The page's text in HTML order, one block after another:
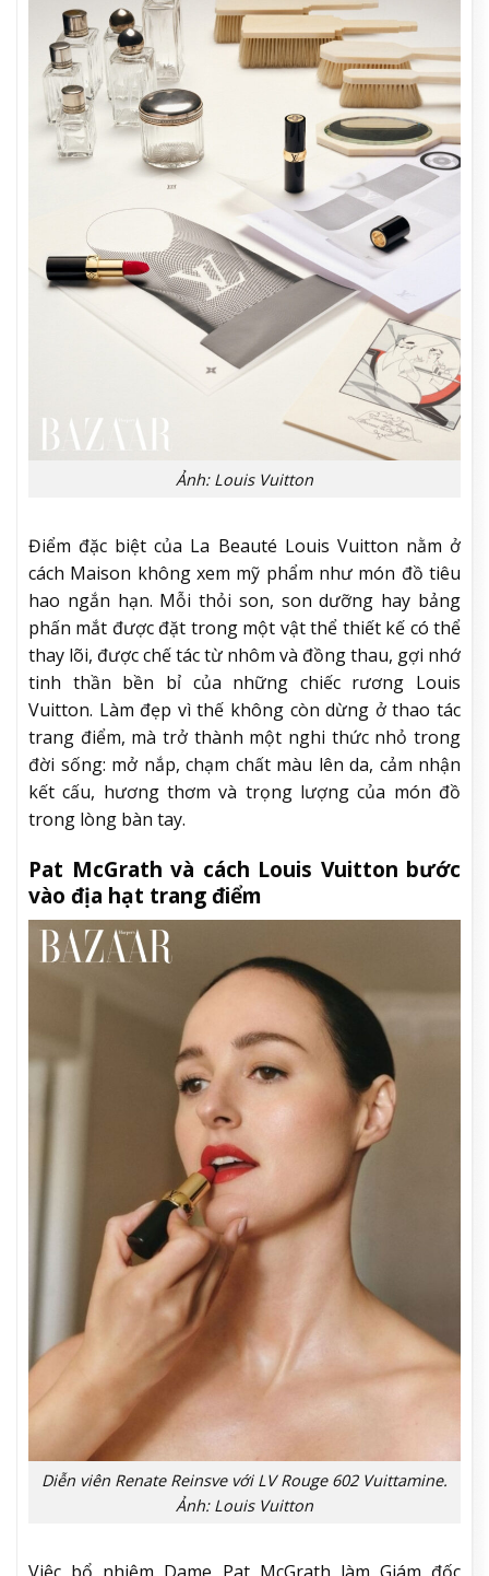
Ảnh: Louis Vuitton
Điểm đặc biệt của La Beauté Louis Vuitton nằm ở
cách Maison không xem mỹ phẩm như món đồ tiêu
hao ngắn hạn. Mỗi thỏi son, son dưỡng hay bảng
phấn mắt được đặt trong một vật thể thiết kế có thể
thay lõi, được chế tác từ nhôm và đồng thau, gợi nhớ
tinh thần bền bỉ của những chiếc rương Louis
Vuitton. Làm đẹp vì thế không còn dừng ở thao tác
trang điểm, mà trở thành một nghi thức nhỏ trong
đời sống: mở nắp, chạm chất màu lên da, cảm nhận
kết cấu, hương thơm và trọng lượng của món đồ
trong lòng bàn tay.
Pat McGrath và cách Louis Vuitton bước
vào địa hạt trang điểm
Diễn viên Renate Reinsve với LV Rouge 602 Vuittamine.
Ảnh: Louis Vuitton